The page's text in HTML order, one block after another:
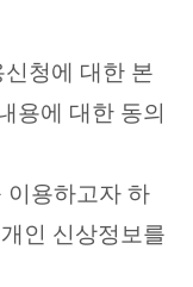
청에 대한 본
용에 대한 동의
이용하고자 하
인 신상정보를